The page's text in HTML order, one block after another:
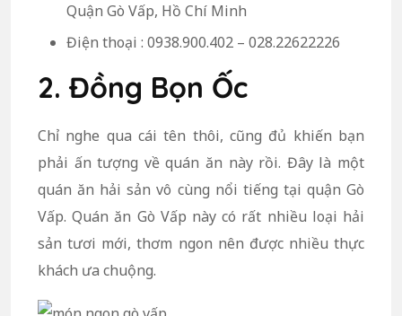
Quận Gò Vấp, Hồ Chí Minh
Điện thoại : 0938.900.402 – 028.22622226
2. Đồng Bọn Ốc
Chỉ nghe qua cái tên thôi, cũng đủ khiến bạn
phải ấn tượng về quán ăn này rồi. Đây là một
quán ăn hải sản vô cùng nổi tiếng tại quận Gò
Vấp. Quán ăn Gò Vấp này có rất nhiều loại hải
sản tươi mới, thơm ngon nên được nhiều thực
khách ưa chuộng.